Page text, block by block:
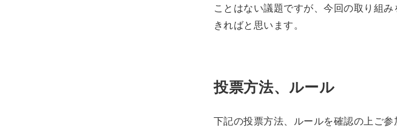
ことはない議題ですが、今回の取り組
きればと思います。
投票方法、ルール
下記の投票方法、ルールを確認の上ご